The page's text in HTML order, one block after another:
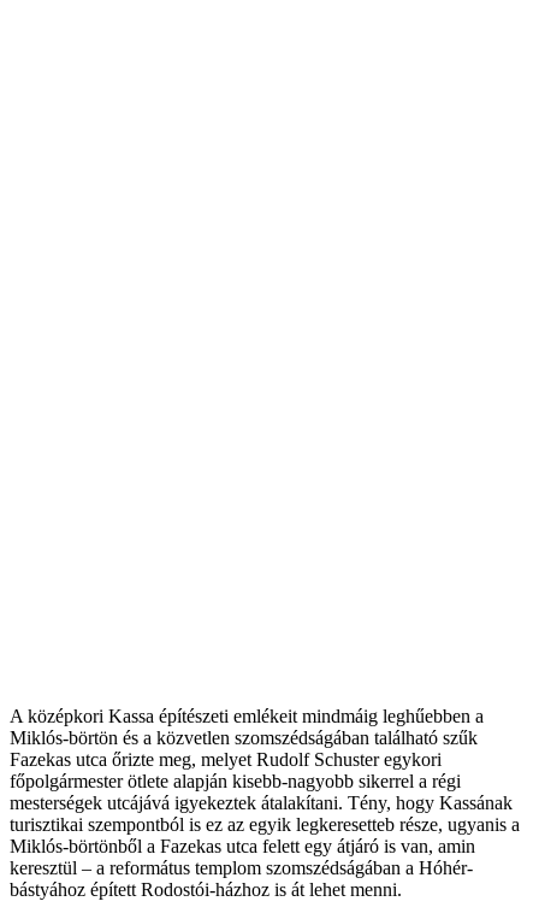
A középkori Kassa építészeti emlékeit mindmáig leghűebben a
Miklós-börtön és a közvetlen szomszédságában található szűk
Fazekas utca őrizte meg, melyet Rudolf Schuster egykori
főpolgármester ötlete alapján kisebb-nagyobb sikerrel a régi
mesterségek utcájává igyekeztek átalakítani. Tény, hogy Kassának
turisztikai szempontból is ez az egyik legkeresetteb része, ugyanis a
Miklós-börtönből a Fazekas utca felett egy átjáró is van, amin
keresztül – a református templom szomszédságában a Hóhér-
bástyához épített Rodostói-házhoz is át lehet menni.